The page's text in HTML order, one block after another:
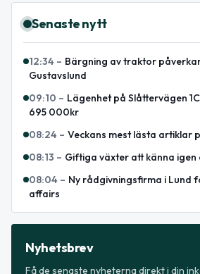
Senaste nytt
12:34 – Bärgning av traktor
Gustavslund
09:10 – Lägenhet på Slåttervägen
695 000kr
08:24 – Veckans mest lästa artiklar
08:13 – Giftiga växter att känna igen
08:04 – Ny rådgivningsfirma i Lund
affairs
Nyhetsbrev
Få de senaste nyheterna direkt i din